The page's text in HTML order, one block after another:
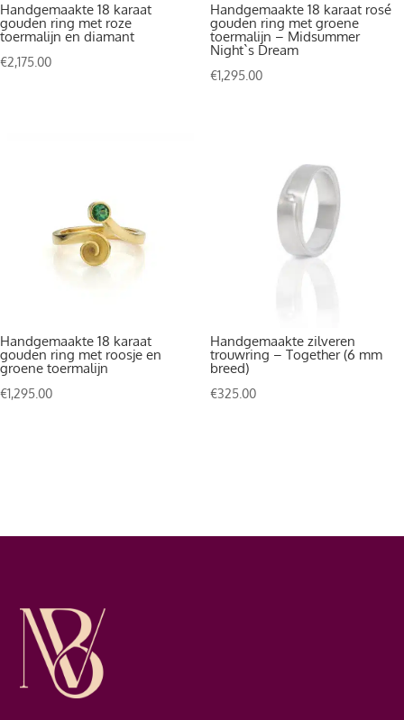
Handgemaakte 18 karaat
gouden ring met roze
toermalijn en diamant
€2,175.00
Handgemaakte 18 karaat rosé
gouden ring met groene
toermalijn – Midsummer
Night`s Dream
€1,295.00
Handgemaakte 18 karaat
gouden ring met roosje en
groene toermalijn
€1,295.00
Handgemaakte zilveren
trouwring – Together (6 mm
breed)
€325.00